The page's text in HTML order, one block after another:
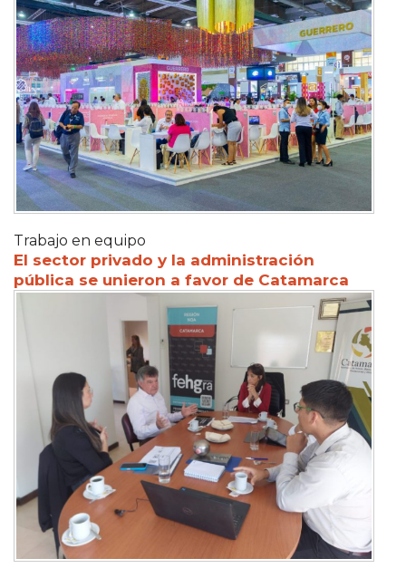
Trabajo en equipo
El sector privado y la administración
pública se unieron a favor de Catamarca